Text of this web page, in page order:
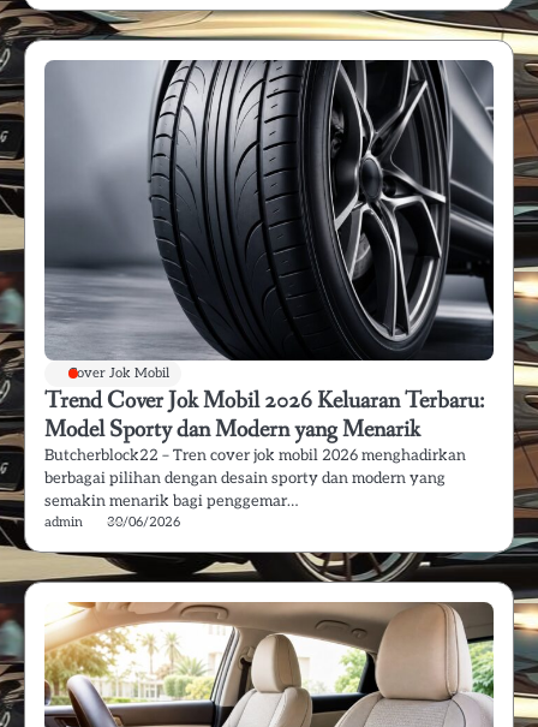
Cover Jok Mobil
Trend Cover Jok Mobil 2026 Keluaran Terbaru:
Model Sporty dan Modern yang Menarik
Butcherblock22 – Tren cover jok mobil 2026 menghadirkan
berbagai pilihan dengan desain sporty dan modern yang
semakin menarik bagi penggemar…
admin 30/06/2026